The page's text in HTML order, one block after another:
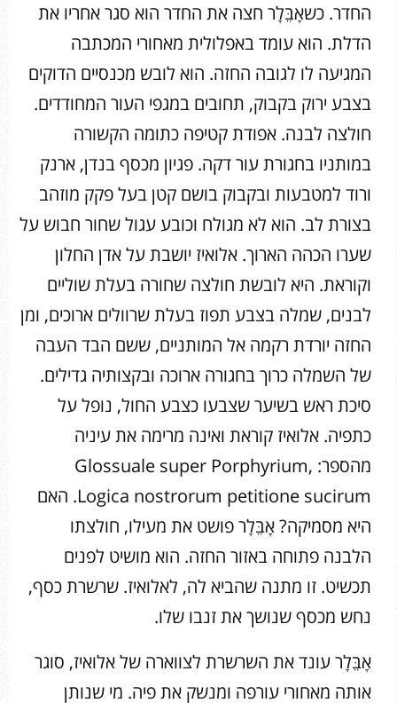
החדר. כשאָבֵּלָר חצה את החדר הוא סגר אחריו את
הדלת. הוא עומד באפלולית מאחורי המכתבה
המגיעה לו לגובה החזה. הוא לובש מכנסיים הדוקים
בצבע ירוק בקבוק, תחובים במגפי העור המחודדים.
חולצה לבנה. אפודת קטיפה כתומה הקשורה
במותניו בחגורת עור דקה. פגיון מכסף בנדן, ארנק
ורוד למטבעות ובקבוק בושם קטן בעל פקק מוזהב
בצורת לב. הוא לא מגולח וכובע עגול שחור חבוש על
שערו הכהה הארוך. אלואיז יושבת על אדן החלון
וקוראת. היא לובשת חולצה שחורה בעלת שוליים
לבנים, שמלה בצבע תפוז בעלת שרוולים ארוכים, ומן
החזה יורדת רקמה אל המותניים, ששם הבד העבה
של השמלה כרוך בחגורה ארוכה ובקצותיה גדילים.
סיכת ראש בשיער שצבעו כצבע החול, נופל על
כתפיה. אלואיז קוראת ואינה מרימה את עיניה
מהספר: Glossuale super Porphyrium,
Logica nostrorum petitione sucirum. האם
היא מסמיקה? אָבֵּלָר פושט את מעילו, חולצתו
הלבנה פתוחה באזור החזה. הוא מושיט לפנים
תכשיט. זו מתנה שהביא לה, לאלואיז. שרשרת כסף,
נחש מכסף שנושך את זנבו שלו.
אָבֵּלָר עונד את השרשרת לצווארה של אלואיז, סוגר
אותה מאחורי עורפה ומנשק את פיה. מי שנותן